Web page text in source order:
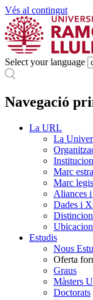
Vés al contingut
Select your language
Navegació
La URL
La
Marc
Marc
Aliances
Dades i
Estudis
Nous
Oferta
Graus
Màsters
Doctorats